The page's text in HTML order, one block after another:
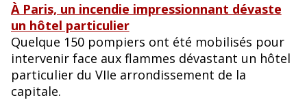
À Paris, un incendie impressionnant dévaste
un hôtel particulier
Quelque 150 pompiers ont été mobilisés pour
intervenir face aux flammes dévastant un hôtel
particulier du VIIe arrondissement de la
capitale.